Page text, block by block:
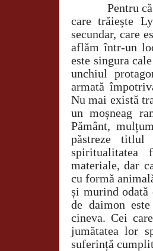
Pentru
care trăiește
secundar, care
aflăm într-un
este singura
unchiul
armată
Nu mai există
un moșneag
Pământ,
păstreze titlul
spiritualitatea
materiale, dar
cu formă
și murind odată
de daimon
cineva. Cei
jumătatea lor
suferință